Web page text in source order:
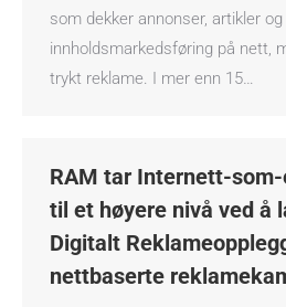
som dekker annonser, artikler og
innholdsmarkedsføring på nett,
trykt reklame. I mer enn 15…
RAM tar Internett-
til et høyere nivå ved å
Digitalt
nettbaserte